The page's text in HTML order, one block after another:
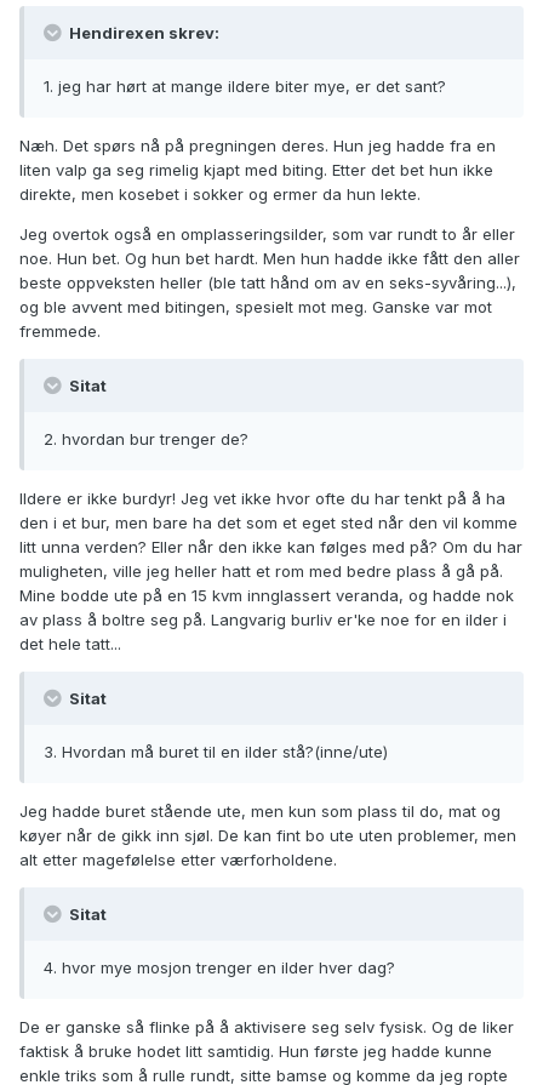
Hendirexen skrev:
1. jeg har hørt at mange ildere biter mye, er det sant?
Næh. Det spørs nå på pregningen deres. Hun jeg hadde fra en
liten valp ga seg rimelig kjapt med biting. Etter det bet hun ikke
direkte, men kosebet i sokker og ermer da hun lekte.
Jeg overtok også en omplasseringsilder, som var rundt to år eller
noe. Hun bet. Og hun bet hardt. Men hun hadde ikke fått den aller
beste oppveksten heller (ble tatt hånd om av en seks-syvåring...),
og ble avvent med bitingen, spesielt mot meg. Ganske var mot
fremmede.
Sitat
2. hvordan bur trenger de?
Ildere er ikke burdyr! Jeg vet ikke hvor ofte du har tenkt på å ha
den i et bur, men bare ha det som et eget sted når den vil komme
litt unna verden? Eller når den ikke kan følges med på? Om du har
muligheten, ville jeg heller hatt et rom med bedre plass å gå på.
Mine bodde ute på en 15 kvm innglassert veranda, og hadde nok
av plass å boltre seg på. Langvarig burliv er'ke noe for en ilder i
det hele tatt...
Sitat
3. Hvordan må buret til en ilder stå?(inne/ute)
Jeg hadde buret stående ute, men kun som plass til do, mat og
køyer når de gikk inn sjøl. De kan fint bo ute uten problemer, men
alt etter magefølelse etter værforholdene.
Sitat
4. hvor mye mosjon trenger en ilder hver dag?
De er ganske så flinke på å aktivisere seg selv fysisk. Og de liker
faktisk å bruke hodet litt samtidig. Hun første jeg hadde kunne
enkle triks som å rulle rundt, sitte bamse og komme da jeg ropte